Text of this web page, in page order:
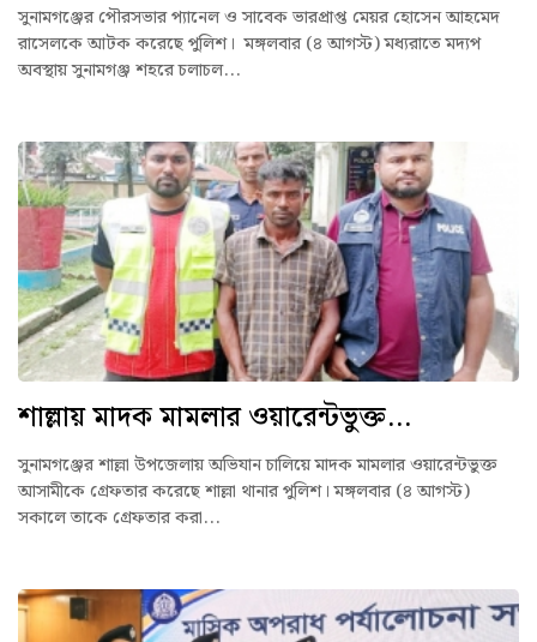
সুনামগঞ্জের পৌরসভার প্যানেল ও সাবেক ভারপ্রাপ্ত মেয়র হোসেন আহমেদ
রাসেলকে আটক করেছে পুলিশ। মঙ্গলবার (৪ আগস্ট) মধ্যরাতে মদ্যপ
অবস্থায় সুনামগঞ্জ শহরে চলাচল...
শাল্লায় মাদক মামলার ওয়ারেন্টভুক্ত...
সুনামগঞ্জের শাল্লা উপজেলায় অভিযান চালিয়ে মাদক মামলার ওয়ারেন্টভুক্ত
আসামীকে গ্রেফতার করেছে শাল্লা থানার পুলিশ। মঙ্গলবার (৪ আগস্ট)
সকালে তাকে গ্রেফতার করা...